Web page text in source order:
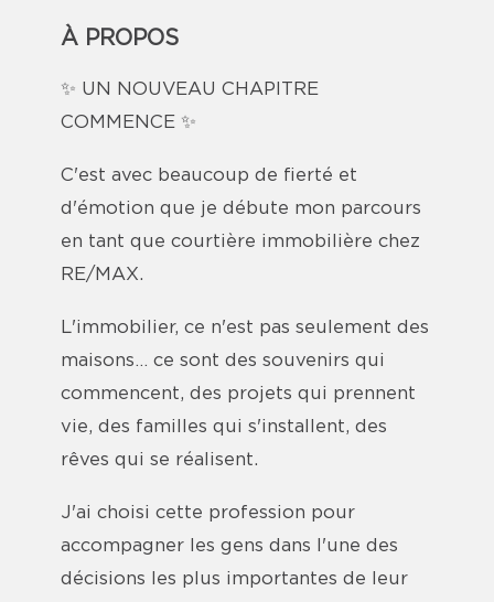
À PROPOS
✨ UN NOUVEAU CHAPITRE
COMMENCE ✨
C'est avec beaucoup de fierté et
d'émotion que je débute mon parcours
en tant que courtière immobilière chez
RE/MAX.
L'immobilier, ce n'est pas seulement des
maisons… ce sont des souvenirs qui
commencent, des projets qui prennent
vie, des familles qui s'installent, des
rêves qui se réalisent.
J'ai choisi cette profession pour
accompagner les gens dans l'une des
décisions les plus importantes de leur